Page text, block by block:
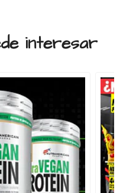
interesar